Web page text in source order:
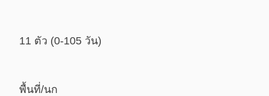
11 ตัว (0-105 วัน)
พื้นที่/นก